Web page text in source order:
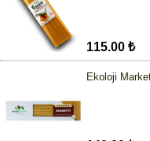
115.00 ₺
Ekoloji